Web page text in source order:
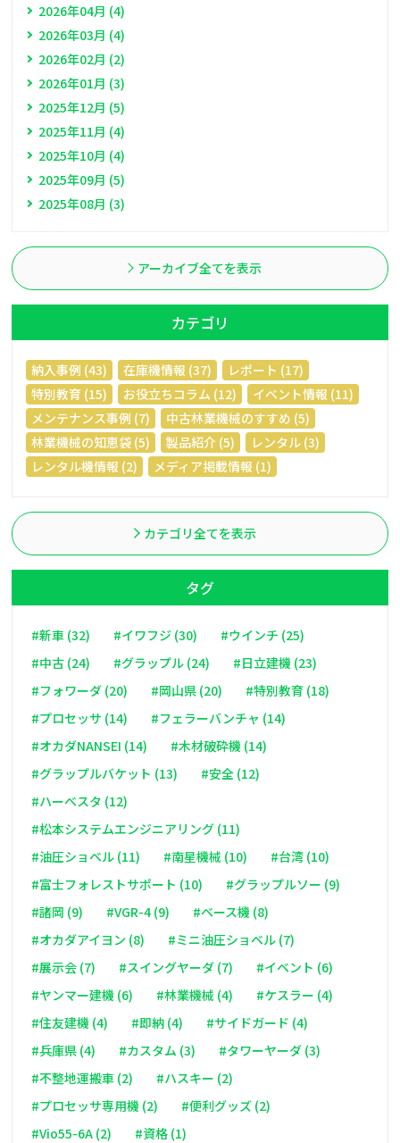
2026年04月 (4)
2026年03月 (4)
2026年02月 (2)
2026年01月 (3)
2025年12月 (5)
2025年11月 (4)
2025年10月 (4)
2025年09月 (5)
2025年08月 (3)
アーカイブ全てを表示
カテゴリ
納入事例 (43) 在庫機情報 (37)
レポート (17)
特別教育 (15)
お役立ちコラム (12)
イベント情報 (11)
メンテナンス事例 (7)
中古林業機械のすすめ (5)
林業機械の知恵袋 (5)
製品紹介 (5)
レンタル (3)
レンタル機情報 (2)
メディア掲載情報 (1)
カテゴリ全てを表示
タグ
#新車 (32) #イワフジ (30)
#ウインチ (25)
#中古 (24)
#グラップル (24)
#日立建機 (23)
#フォワーダ (20)
#岡山県 (20)
#特別教育 (18)
#プロセッサ (14)
#フェラーバンチャ (14)
#オカダNANSEI (14)
#木材破砕機 (14)
#グラップルバケット (13)
#安全 (12)
#ハーベスタ (12)
#松本システムエンジニアリング (11)
#油圧ショベル (11)
#南星機械 (10)
#台湾 (10)
#富士フォレストサポート (10)
#グラップルソー (9)
#諸岡 (9)
#VGR-4 (9)
#ベース機 (8)
#オカダアイヨン (8)
#ミニ油圧ショベル (7)
#展示会 (7)
#スイングヤーダ (7)
#イベント (6)
#ヤンマー建機 (6)
#林業機械 (4)
#ケスラー (4)
#住友建機 (4)
#即納 (4)
#サイドガード (4)
#兵庫県 (4)
#カスタム (3)
#タワーヤーダ (3)
#不整地運搬車 (2)
#ハスキー (2)
#プロセッサ専用機 (2)
#便利グッズ (2)
#Vio55-6A (2)
#資格 (1)